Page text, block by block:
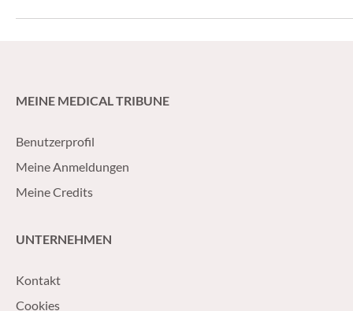
MEINE MEDICAL TRIBUNE
Benutzerprofil
Meine Anmeldungen
Meine Credits
UNTERNEHMEN
Kontakt
Cookies